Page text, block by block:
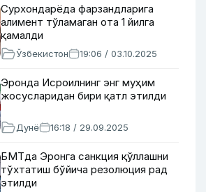
Сурхондарёда фарзандларига
алимент тўламаган ота 1 йилга
қамалди
Ўзбекистон 19:06 / 03.10.2025
Эронда Исроилнинг энг муҳим
жосусларидан бири қатл этилди
Дунё 16:18 / 29.09.2025
БМТда Эронга санкция қўллашни
тўхтатиш бўйича резолюция рад
этилди